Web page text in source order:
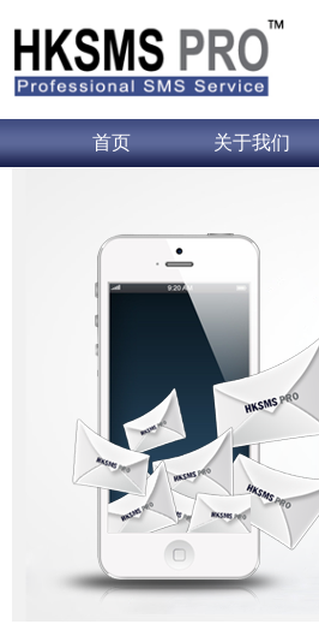
首页 关于我们